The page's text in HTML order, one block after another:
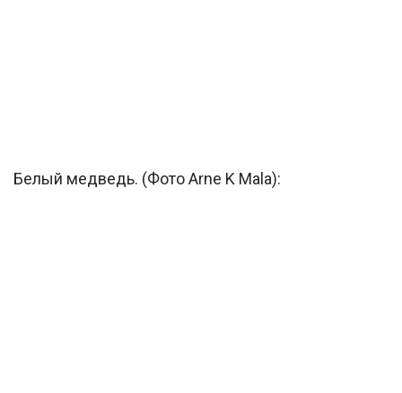
Белый медведь. (Фото Arne K Mala):